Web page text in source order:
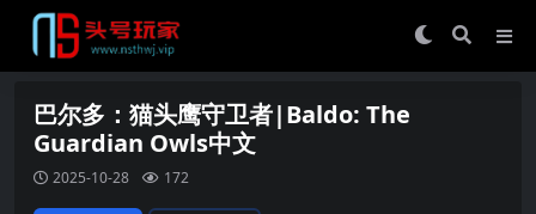
巴尔多：猫头鹰守卫者|Baldo: The
Guardian Owls中文
2025-10-28 172